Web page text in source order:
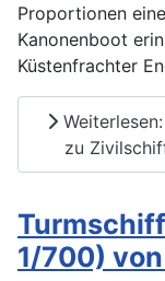
Proportionen
Kanonenboot
Küstenfrachter
zu
1/700)